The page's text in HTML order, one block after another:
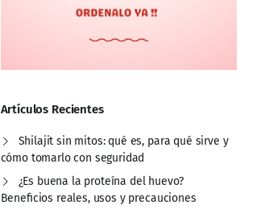
Artículos Recientes
Shilajit sin mitos: qué es, para qué sirve y
cómo tomarlo con seguridad
¿Es buena la proteína del huevo?
Beneficios reales, usos y precauciones